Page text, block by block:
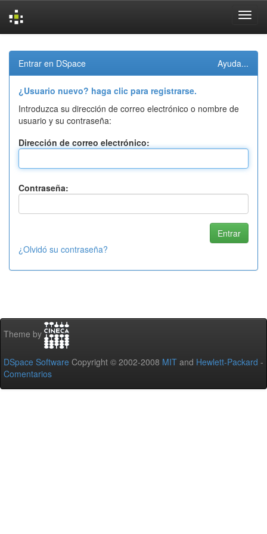
navigation
Entrar en DSpace Ayuda...
¿Usuario nuevo? haga clic para registrarse.
Introduzca su dirección de correo electrónico o nombre de
usuario y su contraseña:
Dirección de correo electrónico:
Contraseña:
¿Olvidó su contraseña?
Theme by
DSpace Software Copyright © 2002-2008 MIT and Hewlett-Packard -
Comentarios